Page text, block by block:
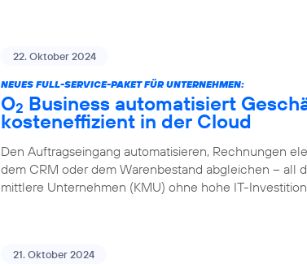
22. Oktober 2024
NEUES FULL-SERVICE-PAKET FÜR UNTERNEHMEN:
O2 Business automatisiert
kosteneffizient in der Cloud
Den Auftragseingang automatisieren, Rechnungen
dem CRM oder dem Warenbestand abgleichen – all
mittlere Unternehmen (KMU) ohne hohe IT-
21. Oktober 2024